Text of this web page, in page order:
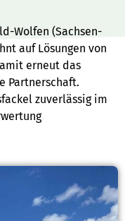
Wolfen (Sachsen-
auf Lösungen von
erneut das
Partnerschaft.
zuverlässig im